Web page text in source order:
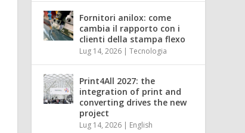
Fornitori anilox: come
cambia il rapporto con i
clienti della stampa flexo
Lug 14, 2026 |Tecnologia
Print4All 2027: the
integration of print and
converting drives the new
project
Lug 14, 2026 | English